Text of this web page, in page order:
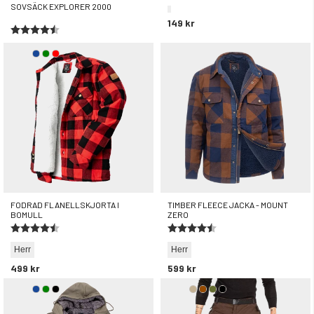
SOVSÄCK EXPLORER 2000
799 kr
Betyg:
4.6 utav 5 stjärnor 149 kr
FODRAD FLANELLSKJORTA I
BOMULL
Herr
499 kr
Betyg:
4.6 utav 5 stjärnor
TIMBER FLEECE JACKA - MOUNT
ZERO
Herr
599 kr
Betyg:
4.2 utav 5 stjärnor